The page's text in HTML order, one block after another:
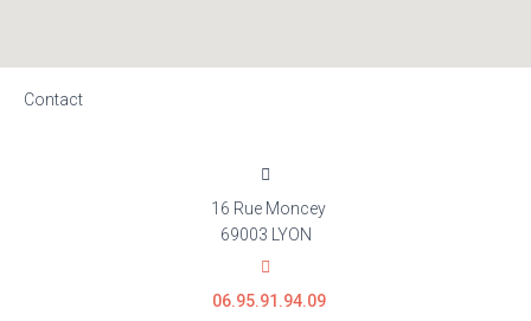
Contact
16 Rue Moncey
69003 LYON
06.95.91.94.09